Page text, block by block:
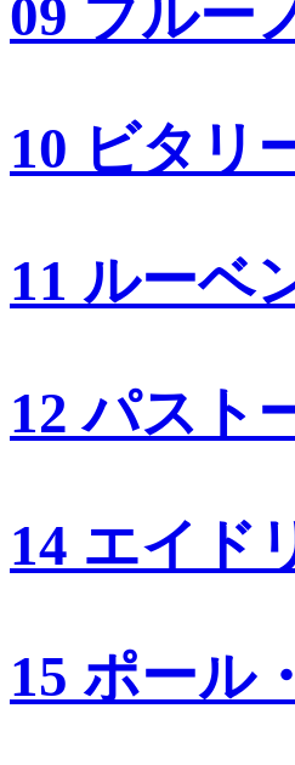
09 ブルー
10 ビタリ
11 ルーベ
12 パスト
14 エイド
15 ポール